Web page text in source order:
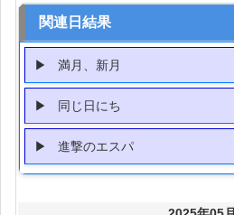
関連日結果
満月、新月
同じ日にち
進撃のエスパ